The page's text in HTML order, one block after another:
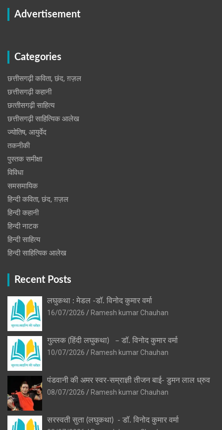
Advertisement
Categories
छत्तीसगढ़ी कविता, छंद, ग़ज़ल
छत्तीसगढ़ी कहानी
छत्‍तीसगढ़ी साहित्‍य
छत्तीसगढ़ी साहित्यिक आलेख
ज्योतिष, आयुर्वेद
तकनीकी
पुस्‍तक समीक्षा
विविधा
समसमायिक
हिन्दी कविता, छंद, ग़ज़ल
हिन्दी कहानी
हिन्‍दी नाटक
हिन्दी साहित्य
हिन्दी साहित्यिक आलेख
Recent Posts
लघुकथा : मेडल -डॉ. विनोद कुमार वर्मा
16/07/2026
Ramesh kumar Chauhan
गुल्लक (हिंदी लघुकथा) – डॉ. विनोद कुमार वर्मा
10/07/2026
Ramesh kumar Chauhan
पंडवानी की अमर स्वर-सम्राज्ञी तीजन बाई- डुमन लाल ध्रुव
08/07/2026
Ramesh kumar Chauhan
सरस्वती सुता (लघुकथा) ​- डॉ. विनोद कुमार वर्मा